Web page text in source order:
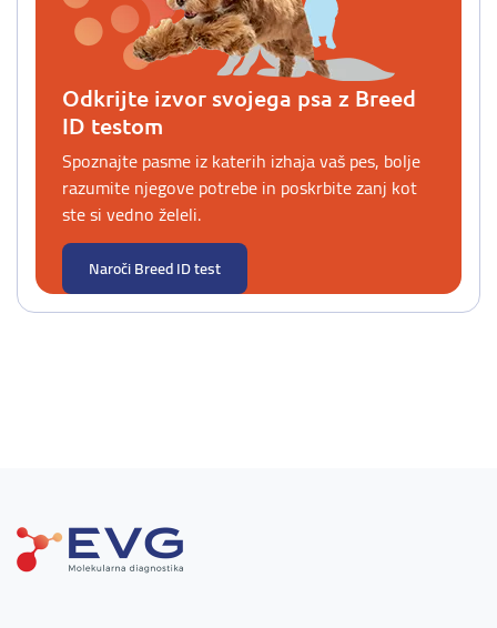
Odkrijte izvor svojega psa z Breed
ID testom
Spoznajte pasme iz katerih izhaja vaš pes, bolje
razumite njegove potrebe in poskrbite zanj kot
ste si vedno želeli.
Naroči Breed ID test